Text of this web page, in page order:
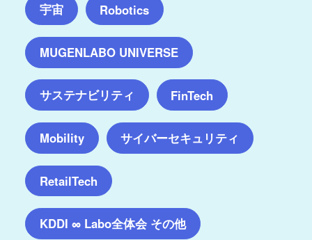
宇宙 Robotics
MUGENLABO UNIVERSE
サステナビリティ FinTech
Mobility サイバーセキュリティ
RetailTech
KDDI ∞ Labo全体会 その他